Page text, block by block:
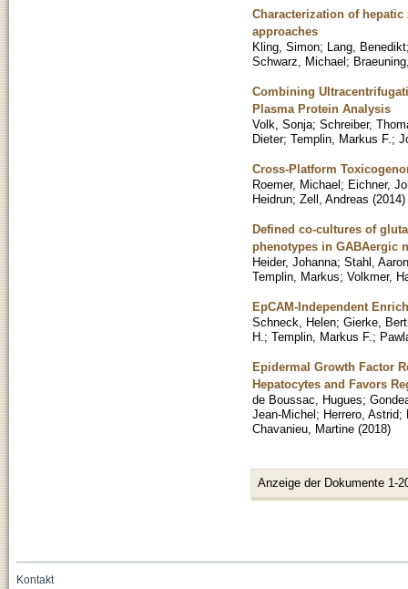
Characterization of
approaches
Kling, Simon; Lang, Benedikt
Schwarz, Michael;
Combining
Plasma Protein Analysis
Volk, Sonja; Schreiber,
Dieter; Templin, Markus F. ;
Cross-Platform
Roemer, Michael; Eichner,
Heidrun; Zell, Andreas (2014)
Defined co-cultures of
phenotypes in GABAergic
Heider, Johanna; Stahl, Aaron
Templin, Markus; Volkmer,
EpCAM-Independent
Schneck, Helen; Gierke,
H. ; Templin, Markus F. ;
Epidermal Growth Factor
Hepatocytes and Favors
de Boussac, Hugues;
Jean-Michel; Herrero, Astrid;
Chavanieu, Martine (2018)
Anzeige der Dokumente 1-
Kontakt